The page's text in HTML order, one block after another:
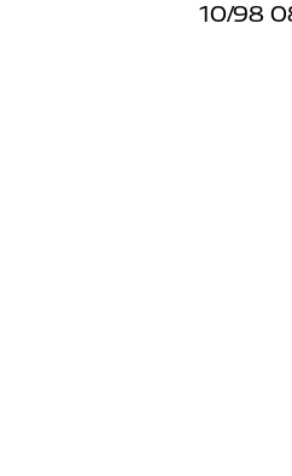
10/98